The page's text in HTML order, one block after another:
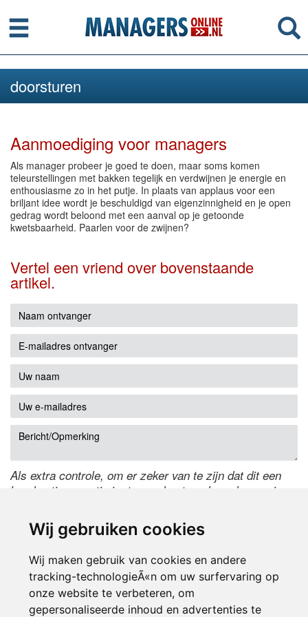
Wij gebruiken cookies
Wij maken gebruik van cookies en andere
tracking-technologieÃ«n om uw surfervaring op
onze website te verbeteren, om
gepersonaliseerde inhoud en advertenties te
Menu
doorsturen
Aanmoediging voor managers
Als manager probeer je goed te doen, maar soms komen
teleurstellingen met bakken tegelijk en verdwijnen je energie en
enthousiasme zo in het putje. In plaats van applaus voor een
briljant idee wordt je beschuldigd van eigenzinnigheid en je open
gedrag wordt beloond met een aanval op je getoonde
kwetsbaarheid. Paarlen voor de zwijnen?
Vertel een vriend over bovenstaande
artikel.
Als extra controle, om er zeker van te zijn dat dit een
handmatige reactie is, typ onderstaande code over in
de code te wijzigen.